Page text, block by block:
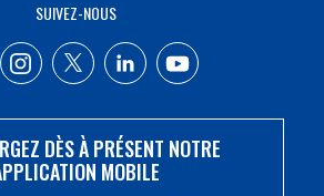
SUIVEZ-NOUS
DÈS À PRÉSENT NOTRE
MOBILE